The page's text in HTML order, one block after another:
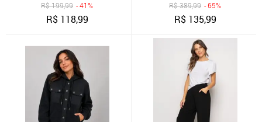
R$199,99 - 41%
R$ 118,99
R$389,99 - 65%
R$ 135,99